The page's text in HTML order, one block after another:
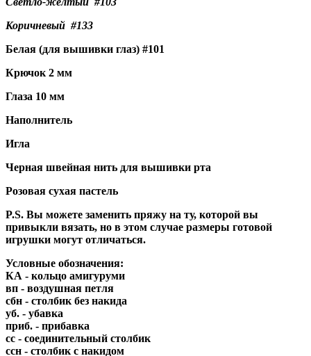
Коричневый #133
Белая (для вышивки глаз) #101
Крючок 2 мм
Глаза 10 мм
Наполнитель
Игла
Черная швейная нить для вышивки рта
Розовая сухая пастель
P.S. Вы можете заменить пряжу на ту, которой вы
привыкли вязать, но в этом случае размеры готовой
игрушки могут отличаться.
Условные обозначения:
КА - кольцо амигуруми
вп - воздушная петля
сбн - столбик без накида
уб. - убавка
приб. - прибавка
сс - соединительный столбик
ссн - столбик с накидом